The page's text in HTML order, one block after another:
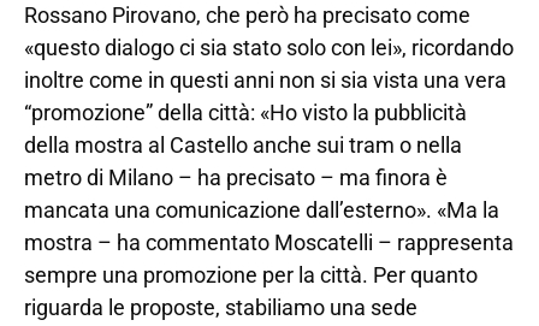
Rossano Pirovano, che però ha precisato come
«questo dialogo ci sia stato solo con lei», ricordando
inoltre come in questi anni non si sia vista una vera
“promozione” della città: «Ho visto la pubblicità
della mostra al Castello anche sui tram o nella
metro di Milano – ha precisato – ma finora è
mancata una comunicazione dall’esterno». «Ma la
mostra – ha commentato Moscatelli – rappresenta
sempre una promozione per la città. Per quanto
riguarda le proposte, stabiliamo una sede